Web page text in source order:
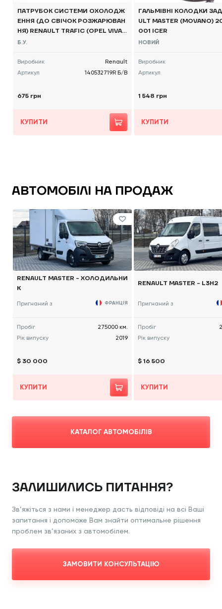
ПАТРУБОК СИСТЕМИ ОХОЛОДЖ
ЕННЯ (ДО СВІЧОК РОЗЖАРЮВАН
НЯ) RENAULT TRAFIC (OPEL VIVAR
O, NISSAN NV300) 2014 -, 140532
Б.У.
Виробник
Renault
Артикул
140532719R Б/В
675 грн
КУПИТИ
ГАЛЬМІВНІ КОЛОДКИ
ULT MASTER (MOVANO)
001 ICER
НОВИЙ
Виробник
Артикул
1 548 грн
КУПИТИ
АВТОМОБІЛІ НА ПРОДАЖ
RENAULT MASTER - ХОЛОДИЛЬНИ
К
Пригнаний з ФРАНЦІЯ
Пробіг
275000 км.
Рік випуску
2019
$ 30 000
КУПИТИ
RENAULT MASTER - L3H2
Пригнаний з
Пробіг
Рік випуску
$ 16 500
КУПИТИ
КАТАЛОГ АВТОМОБІЛІВ
ЗАЛИШИЛИСЬ ПИТАННЯ?
Зв’яжіться з нами і менеджер дасть відповіді на всі Ваші
запитання і допоможе Вам знайти оптимальне рішення
проблем зв’язаних з автомобілем.
ЗАМОВИТИ КОНСУЛЬТАЦІЮ